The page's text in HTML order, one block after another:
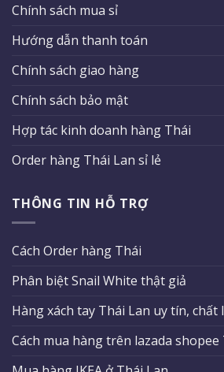
Chính sách mua sỉ
Hướng dẫn thanh toán
Chính sách giao hàng
Chính sách bảo mật
Hợp tác kinh doanh hàng Thái
Order hàng Thái Lan sỉ lẻ
THÔNG TIN HỖ TRỢ
Cách Order hàng Thái
Phân biệt Snail White thật giả
Hàng xách tay Thái Lan uy tín, chất
Cách mua hàng trên lazada shopee